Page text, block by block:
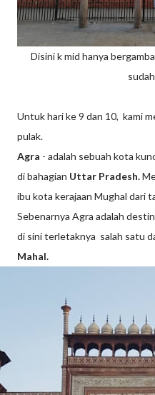
Disini k mid hanya
Untuk hari ke 9 dan 10, kami
pulak.
Agra - adalah sebuah kota
di bahagian Uttar Pradesh.
ibu kota kerajaan Mughal dari
Sebenarnya Agra adalah
di sini terletaknya salah satu
Mahal.